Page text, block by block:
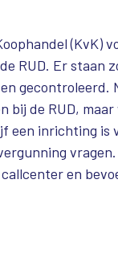
(KvK)
RUD. Er staan
gecontroleerd.
bij de RUD,
een inrichting is
en